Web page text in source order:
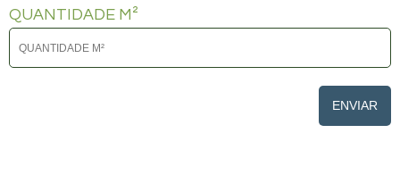
QUANTIDADE M²
ENVIAR